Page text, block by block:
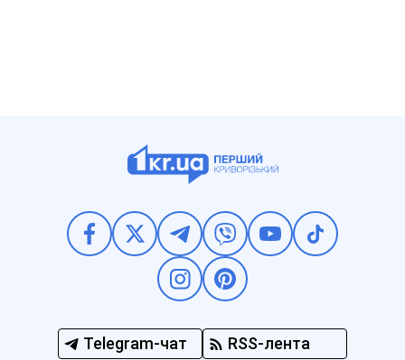
Telegram-чат RSS-лента